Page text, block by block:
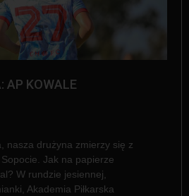
AP KOWALE
nasza drużyna zmierzy się z
Jak na papierze
W rundzie jesiennej,
Akademia Piłkarska